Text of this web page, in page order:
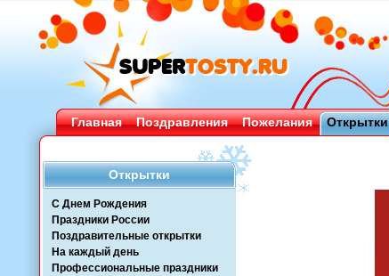
Главная Поздравления Пожелания Открытки
Открытки
С Днем Рождения
Праздники России
Поздравительные открытки
На каждый день
Профессиональные праздники